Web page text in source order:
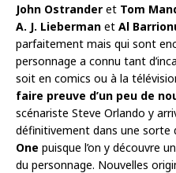
John Ostrander et Tom
A. J. Lieberman et Al
parfaitement mais qui sont
personnage a connu tant
soit en comics ou à la
faire preuve d’un peu de
scénariste Steve Orlando y
définitivement dans une sorte
One puisque l’on y découvre
du personnage. Nouvelles